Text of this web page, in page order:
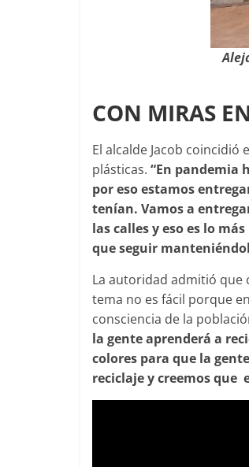
CON MIRAS
El alcalde Jacob
plásticas. “En pandemia
por eso estamos
tenían. Vamos a
las calles y eso es lo
que seguir
La autoridad admitió que
tema no es fácil porque
consciencia de la
la gente aprenderá a
colores para que la
reciclaje y creemos que